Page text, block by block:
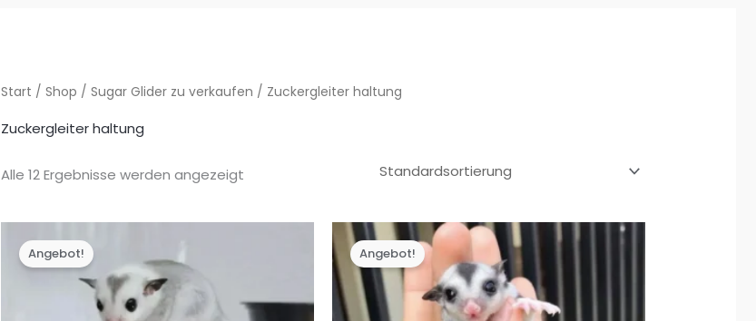
Start /Shop /Sugar Glider zu verkaufen / Zuckergleiter haltung
Zuckergleiter haltung
Alle 12 Ergebnisse werden angezeigt
Angebot! Angebot!